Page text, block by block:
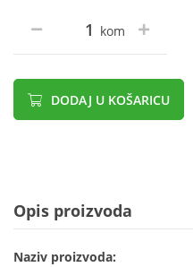
kom
DODAJ U KOŠARICU
Opis proizvoda
Naziv proizvoda: